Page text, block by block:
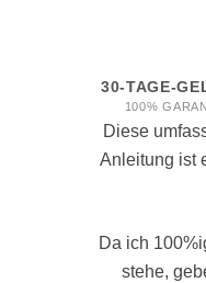
30-TAGE-
100%
Diese
Anleitung ist
Da ich
stehe,